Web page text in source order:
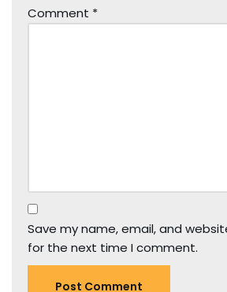
Comment *
Save my name, email, and
for the next time I comment.